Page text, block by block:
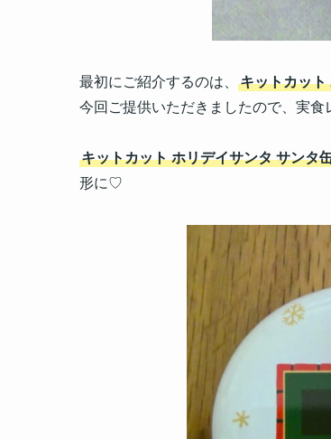
最初にご紹介するのは、 キットカット
今回ご提供いただきましたので、実食
キットカット ホリデイサンタ サンタ
形に♡